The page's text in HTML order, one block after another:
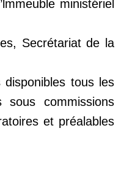
ministériel
Secrétariat de la
tous les
sous commissions
et préalables